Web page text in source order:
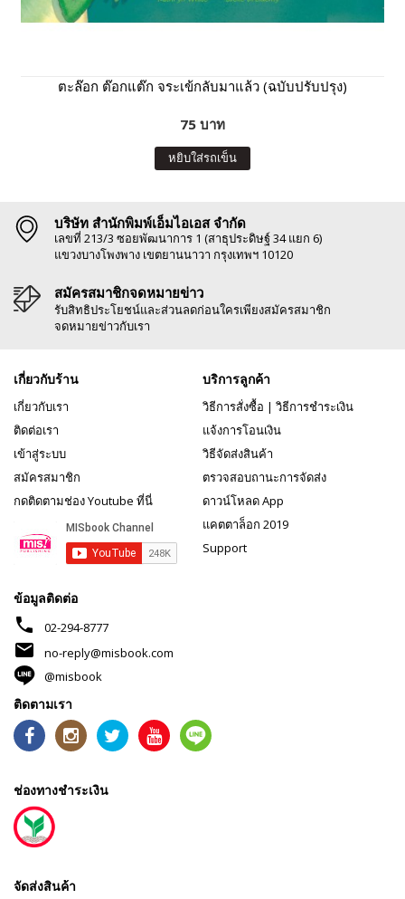
ตะล๊อก ต๊อกแต๊ก จระเข้กลับมาแล้ว (ฉบับปรับปรุง)
75 บาท
หยิบใส่รถเข็น
บริษัท สำนักพิมพ์เอ็มไอเอส จำกัด
เลขที่ 213/3 ซอยพัฒนาการ 1 (สาธุประดิษฐ์ 34 แยก 6)
แขวงบางโพงพาง เขตยานนาวา กรุงเทพฯ 10120
สมัครสมาชิกจดหมายข่าว
รับสิทธิประโยชน์และส่วนลดก่อนใครเพียงสมัครสมาชิก
จดหมายข่าวกับเรา
เกี่ยวกับร้าน
เกี่ยวกับเรา
ติดต่อเรา
เข้าสู่ระบบ
สมัครสมาชิก
กดติดตามช่อง Youtube ที่นี่
บริการลูกค้า
วิธีการสั่งซื้อ | วิธีการชำระเงิน
แจ้งการโอนเงิน
วิธีจัดส่งสินค้า
ตรวจสอบถานะการจัดส่ง
ดาวน์โหลด App
แคตตาล็อก 2019
Support
ข้อมูลติดต่อ
phone 02-294-8777
mail
no-reply@misbook.com
@misbook
ติดตามเรา
ช่องทางชำระเงิน
จัดส่งสินค้า